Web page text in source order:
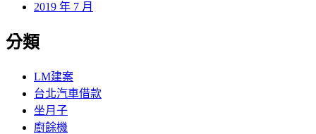
2019 年 7 月
分類
LM建案
台北汽車借款
坐月子
廚餘機